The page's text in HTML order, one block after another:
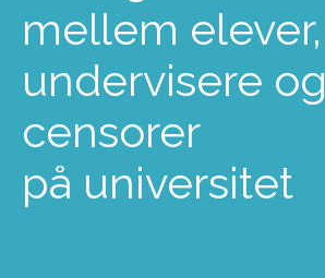
mellem elever,
undervisere og
censorer
på universitet